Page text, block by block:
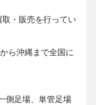
・販売を行ってい
ら沖縄まで全国に
側足場、単管足場